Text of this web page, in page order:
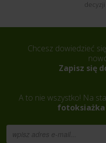
Chcesz dowiedzieć
Zapisz się
A to nie wszystko! Na
fotoksiażka